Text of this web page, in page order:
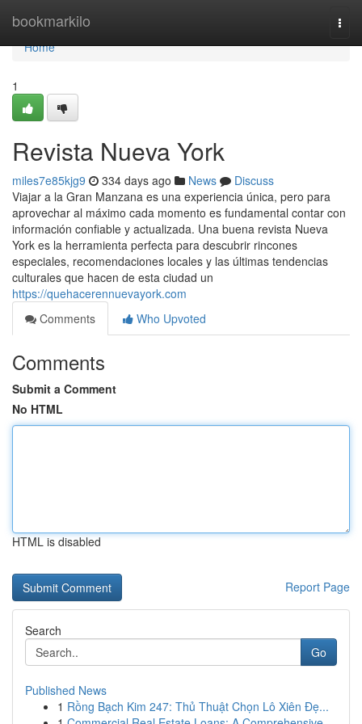
bookmarkilo
Home
Home
1
Revista Nueva York
miles7e85kjg9 334 days ago News
Discuss
Viajar a la Gran Manzana es una experiencia única, pero para
aprovechar al máximo cada momento es fundamental contar con
información confiable y actualizada. Una buena revista Nueva
York es la herramienta perfecta para descubrir rincones
especiales, recomendaciones locales y las últimas tendencias
culturales que hacen de esta ciudad un
https://quehacerennuevayork.com
Comments
Who Upvoted
Comments
Submit a Comment
No HTML
HTML is disabled
Report Page
Search
Go
Published News
1 Rồng Bạch Kim 247: Thủ Thuật Chọn Lô Xiên Đẹ...